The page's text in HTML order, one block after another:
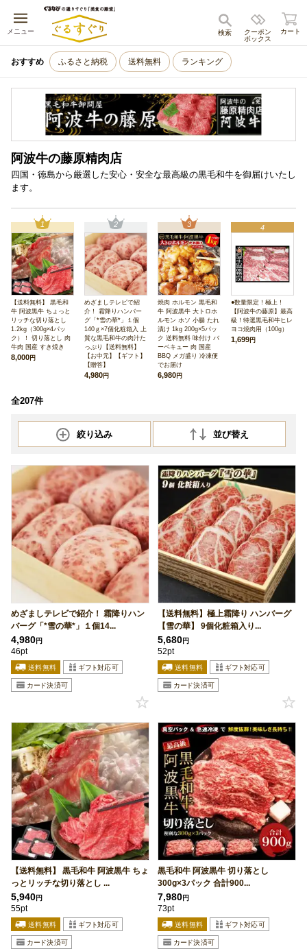
メニュー
キャンセル
クーポン
ボックス
検索 カート
おすすめ ふるさと納税 送料無料 ランキング
阿波牛の藤原精肉店
四国・徳島から厳選した安心・安全な最高級の黒毛和牛を御届けいたし
ます。
1
【送料無料】 黒毛和
牛 阿波黒牛 ちょっと
リッチな切り落とし
1.2kg（300g×4パッ
ク）！ 切り落とし 肉
牛肉 国産 すき焼き
8,000 円
2
めざましテレビで紹
介！ 霜降りハンバー
グ「*雪の華*」１個
140ｇ×7個化粧箱入 上
質な黒毛和牛の肉汁た
っぷり【送料無料】
【お中元】【ギフト】
【贈答】
4,980円
3
焼肉 ホルモン 黒毛和
牛 阿波黒牛 大トロホ
ルモン ホソ 小腸 たれ
漬け 1kg 200g×5パッ
ク 送料無料 味付け バ
ーベキュー 肉 国産
BBQ メガ盛り 冷凍便
でお届け
6,980円
4
●数量限定！極上！
【阿波牛の藤原】最高
級！特選黒毛和牛ヒレ
ヨコ焼肉用（100g）
1,699円
全207件
絞り込み 並び替え
めざましテレビで紹介！ 霜降りハン
バーグ「*雪の華*」１個14...
4,980円
46pt
【送料無料】極上霜降り ハンバーグ
【雪の華】 9個化粧箱入り...
5,680円
52pt
【送料無料】 黒毛和牛 阿波黒牛 ちょ
っとリッチな切り落とし ...
5,940円
55pt
黒毛和牛 阿波黒牛 切り落とし
300g×3パック 合計900...
7,980円
73pt